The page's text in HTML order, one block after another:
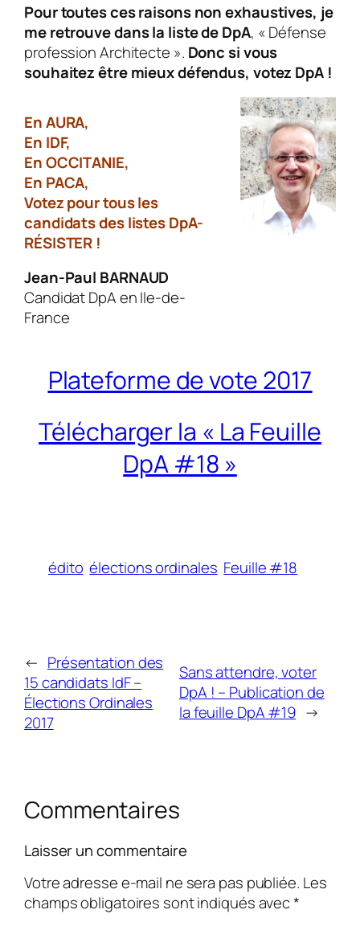
Pour toutes ces raisons non exhaustives, je
me retrouve dans la liste de DpA, « Défense
profession Architecte ». Donc si vous
souhaitez être mieux défendus, votez DpA !
En AURA,
En IDF,
En OCCITANIE,
En PACA,
Votez pour tous les
candidats des listes DpA-
RÉSISTER !
Jean-Paul BARNAUD
Candidat DpA en Ile-de-
France
Plateforme de vote 2017
Télécharger la « La Feuille
DpA #18 »
édito élections ordinales Feuille #18
← Présentation des
15 candidats IdF –
Élections Ordinales
2017
Sans attendre, voter
DpA ! – Publication de
la feuille DpA #19 →
Commentaires
Laisser un commentaire
Votre adresse e-mail ne sera pas publiée. Les
champs obligatoires sont indiqués avec*